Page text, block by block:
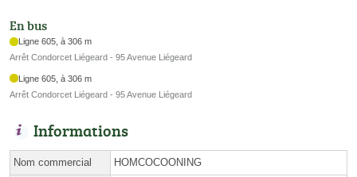
En bus
Ligne 605, à 306 m
Arrêt Condorcet Liégeard - 95 Avenue Liégeard
Ligne 605, à 306 m
Arrêt Condorcet Liégeard - 95 Avenue Liégeard
Informations
Nom commercial HOMCOCOONING